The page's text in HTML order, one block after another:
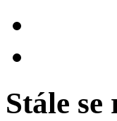
Stále